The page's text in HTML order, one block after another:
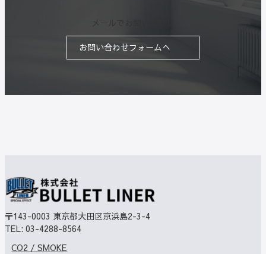
お問い合わせフォームへ
〒143-0003 東京都大田区京浜島2-3-4
TEL: 03-4288-8564
CO2 / SMOKE